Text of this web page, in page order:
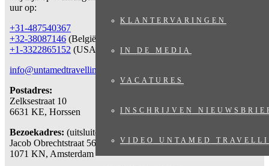
KLANTERVARINGEN
IN DE MEDIA
VACATURES
INSCHRIJVEN
VIDEO UNTAMED
uur op:
+31-487540367
+32-38087146 (België)
+1-3322865152 (USA)
info@untamedtravelling.com
Postadres:
Zelksestraat 10
6631 KE, Horssen
Bezoekadres: (uitsluitend op afspraak)
Jacob Obrechtstraat 56
1071 KN, Amsterdam